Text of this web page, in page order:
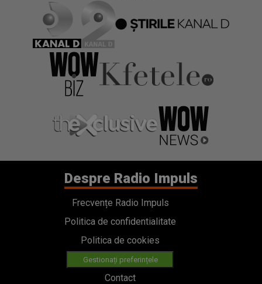
Despre Radio Impuls
Frecvențe Radio Impuls
Politica de confidentialitate
Politica de cookies
Gestionați preferințele
Contact